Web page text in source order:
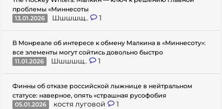
проблемы «Миннесоты
13.01.2026
Шшшшщ.. 1
В Монреале об интересе к обмену Малкина в «Миннесоту»:
все элементы могут сойтись довольно быстро
11.01.2026
Шшшшщ.. 1
Финны об отказе российской лыжнице в нейтральном
статусе: наверное, опять «страшная русофобия
05.01.2026
костя луговой 1